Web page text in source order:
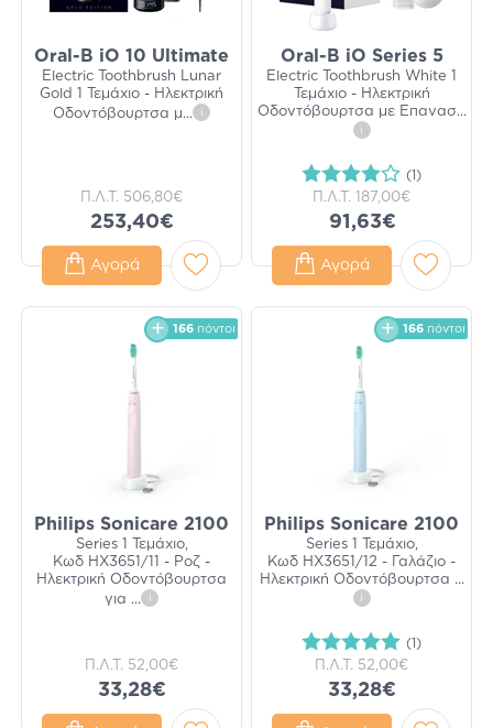
Oral-B iO 10 Ultimate
Electric Toothbrush Lunar
Gold 1 Τεμάχιο - Ηλεκτρική
Οδοντόβουρτσα μ... i
Π.Λ.Τ. 506,80€
253,40€
Αγορά
Oral-B iO Series 5
Electric Toothbrush White 1
Τεμάχιο - Ηλεκτρική
Οδοντόβουρτσα με Επανασ...
i
(1)
Π.Λ.Τ. 187,00€
91,63€
Αγορά
166 πόντοι
Philips Sonicare 2100
Series 1 Τεμάχιο,
Κωδ HX3651/11 - Ροζ -
Ηλεκτρική Οδοντόβουρτσα
για ... i
Π.Λ.Τ. 52,00€
33,28€
166 πόντοι
Philips Sonicare 2100
Series 1 Τεμάχιο,
Κωδ HX3651/12 - Γαλάζιο -
Ηλεκτρική Οδοντόβουρτσα ...
i
(1)
Π.Λ.Τ. 52,00€
33,28€